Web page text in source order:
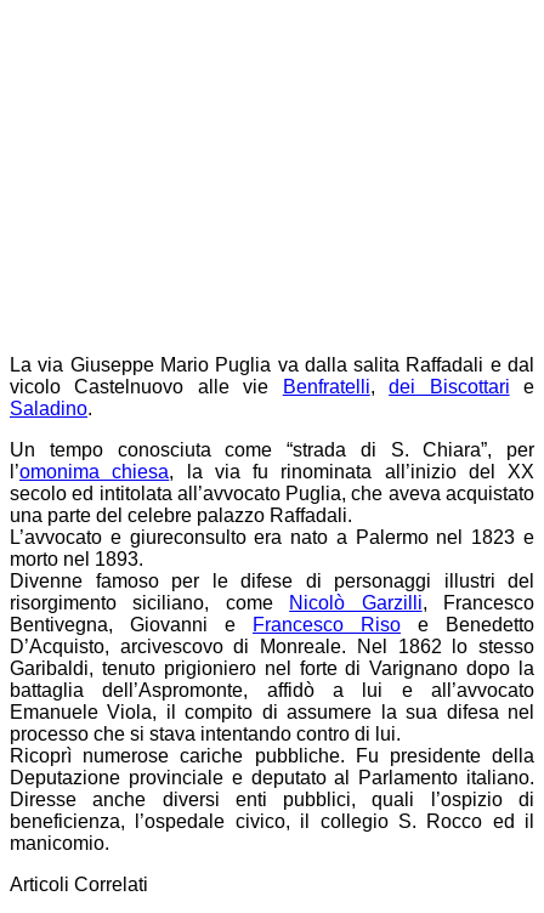
La via Giuseppe Mario Puglia va dalla salita Raffadali e dal
vicolo Castelnuovo alle vie
Benfratelli,dei Biscottari e
Saladino.
Un tempo conosciuta come “strada di S. Chiara”, per
l’omonima chiesa, la via fu rinominata all’inizio del XX
secolo ed intitolata all’avvocato Puglia, che aveva acquistato
una parte del celebre palazzo Raffadali.
L’avvocato e giureconsulto era nato a Palermo nel 1823 e
morto nel 1893.
Divenne famoso per le difese di personaggi illustri del
risorgimento siciliano, come
Nicolò Garzilli, Francesco
Bentivegna, Giovanni e
Francesco Riso e Benedetto
D’Acquisto, arcivescovo di Monreale. Nel 1862 lo stesso
Garibaldi, tenuto prigioniero nel forte di Varignano dopo la
battaglia dell’Aspromonte, affidò a lui e all’avvocato
Emanuele Viola, il compito di assumere la sua difesa nel
processo che si stava intentando contro di lui.
Ricoprì numerose cariche pubbliche. Fu presidente della
Deputazione provinciale e deputato al Parlamento italiano.
Diresse anche diversi enti pubblici, quali l’ospizio di
beneficienza, l’ospedale civico, il collegio S. Rocco ed il
manicomio.
Articoli Correlati